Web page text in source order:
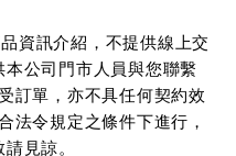
資訊介紹，不提供線上交
公司門市人員與您聯繫
訂單，亦不具任何契約效
法令規定之條件下進行，
見諒。